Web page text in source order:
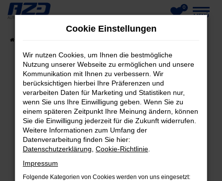
Zum
springen
0
MENÜ
FEHLER: NETWORK ERROR
Beim Laden ist ein Fehler aufgetreten.
Hier sind ein paar Tipps, die dir helfen können:
Überprüfe deine Firewall und deine
Internetverbindung.
Laden andere Webseiten, zum Beispiel deine
Suchmaschine?
Cookie Einstellungen
Wir nutzen Cookies, um Ihnen die bestmögliche
Nutzung unserer Webseite zu ermöglichen und unsere
Kommunikation mit Ihnen zu verbessern. Wir
berücksichtigen hierbei Ihre Präferenzen und
verarbeiten Daten für Marketing und Statistiken nur,
wenn Sie uns Ihre Einwilligung geben. Wenn Sie zu
einem späteren Zeitpunkt Ihre Meinung ändern, können
Sie die Einwilligung jederzeit für die Zukunft widerrufen.
Weitere Informationen zum Umfang der
Datenverarbeitung finden Sie hier:
Datenschutzerklärung Cookie-Richtlinie
Impressum
Folgende Kategorien von Cookies werden von uns eingesetzt: